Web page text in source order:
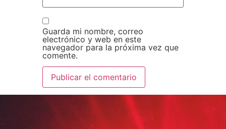
Guarda mi nombre, correo
electrónico y web en este
navegador para la próxima vez que
comente.